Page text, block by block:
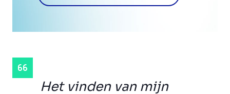
Het vinden van mijn